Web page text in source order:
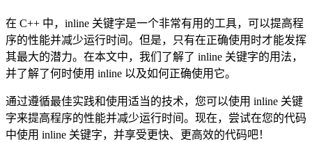
在 C++ 中，inline 关键字是一个非常有用的工具，可以提高程
序的性能并减少运行时间。但是，只有在正确使用时才能发挥
其最大的潜力。在本文中，我们了解了 inline 关键字的用法，
并了解了何时使用 inline 以及如何正确使用它。
通过遵循最佳实践和使用适当的技术，您可以使用 inline 关键
字来提高程序的性能并减少运行时间。现在，尝试在您的代码
中使用 inline 关键字，并享受更快、更高效的代码吧！